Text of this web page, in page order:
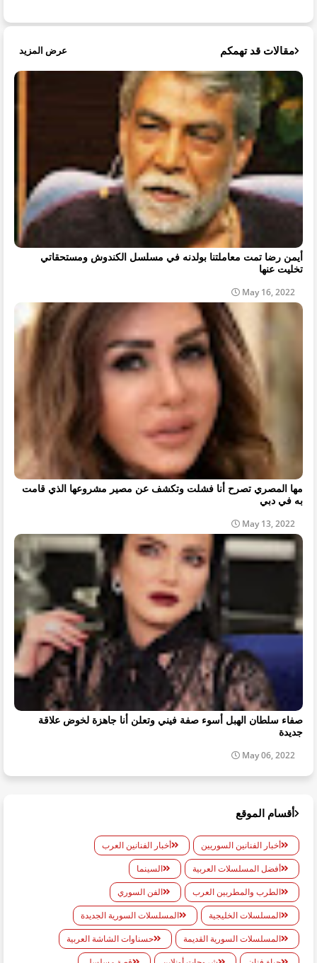
مقالات قد تهمكم عرض المزيد
أيمن رضا تمت معاملتنا بولدنه في مسلسل الكندوش ومستحقاتي
تخليت عنها
May 16, 2022
مها المصري تصرح أنا فشلت وتكشف عن مصير مشروعها الذي قامت
به في دبي
May 13, 2022
صفاء سلطان الهبل أسوء صفة فيني وتعلن أنا جاهزة لخوض علاقة
جديدة
May 06, 2022
أقسام الموقع
أخبار الفنانين السوريين
أخبار الفنانين العرب
أفضل المسلسلات العربية
السينما
الطرب والمطربين العرب
الفن السوري
المسلسلات الخليجية
المسلسلات السورية الجديدة
المسلسلات السورية القديمة
حسناوات الشاشة العربية